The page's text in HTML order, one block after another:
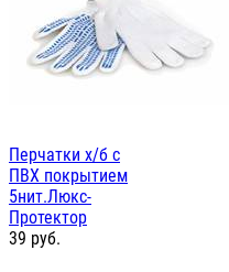
Перчатки х/б с
ПВХ покрытием
5нит.Люкс-
Протектор
39 руб.